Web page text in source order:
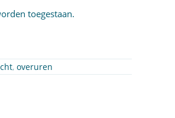
toegestaan.
,overuren